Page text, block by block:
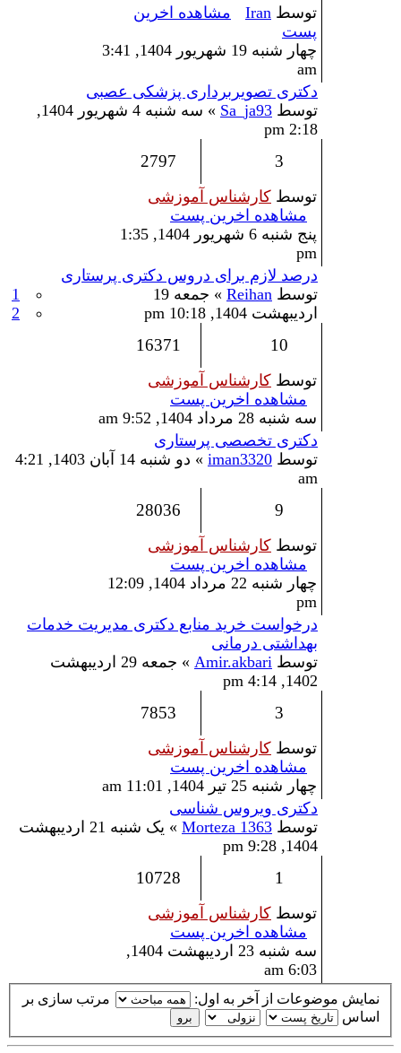
توسط Iran
مشاهده اخرین
پست
چهار شنبه 19 شهریور 1404, 3:41
am
دکتری تصویربرداری پزشکی عصبی
توسط Sa_ja93
» سه شنبه 4 شهریور 1404,
2:18 pm
3
2797
توسط کارشناس آموزشی
مشاهده اخرین پست
پنج شنبه 6 شهریور 1404, 1:35
pm
درصد لازم برای دروس دکتری پرستاری
1
2
توسط Reihan
» جمعه 19
اردیبهشت 1404, 10:18 pm
10
16371
توسط کارشناس آموزشی
مشاهده اخرین پست
سه شنبه 28 مرداد 1404, 9:52 am
دکتری تخصصی پرستاری
توسط iman3320
» دو شنبه 14 آبان 1403, 4:21
am
9
28036
توسط کارشناس آموزشی
مشاهده اخرین پست
چهار شنبه 22 مرداد 1404, 12:09
pm
درخواست خرید منابع دکتری مدیریت خدمات
بهداشتی درمانی
توسط Amir.akbari
» جمعه 29 اردیبهشت
1402, 4:14 pm
3
7853
توسط کارشناس آموزشی
مشاهده اخرین پست
چهار شنبه 25 تیر 1404, 11:01 am
دکتری ویروس شناسی
توسط Morteza 1363
» یک شنبه 21 اردیبهشت
1404, 9:28 pm
1
10728
توسط کارشناس آموزشی
مشاهده اخرین پست
سه شنبه 23 اردیبهشت 1404,
6:03 am
نمایش موضوعات از آخر به اول:
مرتب سازی بر
اساس